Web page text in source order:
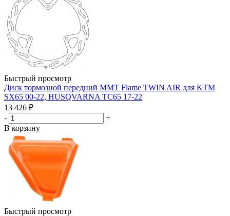
Быстрый просмотр
Диск тормозной передний MMT Flame TWIN AIR для KTM
SX65 00-22, HUSQVARNA TC65 17-22
13 426 ₽
-
+
В корзину
Быстрый просмотр